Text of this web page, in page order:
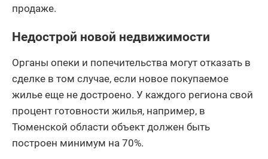
продаже.
Недострой новой недвижимости
Органы опеки и попечительства могут отказать в
сделке в том случае, если новое покупаемое
жилье еще не достроено. У каждого региона свой
процент готовности жилья, например, в
Тюменской области объект должен быть
построен минимум на 70%.